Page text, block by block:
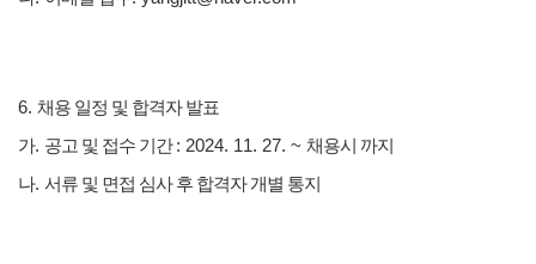
6. 채용 일정 및 합격자 발표
가. 공고 및 접수 기간: 2024. 11. 27. ~ 채용시 까지
나. 서류 및 면접 심사 후 합격자 개별 통지